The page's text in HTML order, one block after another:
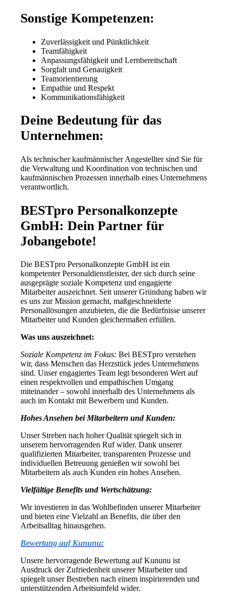
Sonstige Kompetenzen:
Zuverlässigkeit und Pünktlichkeit
Teamfähigkeit
Anpassungsfähigkeit und Lernbereitschaft
Sorgfalt und Genauigkeit
Teamorientierung
Empathie und Respekt
Kommunikationsfähigkeit
Deine Bedeutung für das
Unternehmen:
Als technischer kaufmännischer Angestellter sind Sie für
die Verwaltung und Koordination von technischen und
kaufmännischen Prozessen innerhalb eines Unternehmens
verantwortlich.
BESTpro Personalkonzepte
GmbH: Dein Partner für
Jobangebote!
Die BESTpro Personalkonzepte GmbH ist ein
kompetenter Personaldienstleister, der sich durch seine
ausgeprägte soziale Kompetenz und engagierte
Mitarbeiter auszeichnet. Seit unserer Gründung haben wir
es uns zur Mission gemacht, maßgeschneiderte
Personallösungen anzubieten, die die Bedürfnisse unserer
Mitarbeiter und Kunden gleichermaßen erfüllen.
Was uns auszeichnet:
Soziale Kompetenz im Fokus: Bei BESTpro verstehen
wir, dass Menschen das Herzstück jedes Unternehmens
sind. Unser engagiertes Team legt besonderen Wert auf
einen respektvollen und empathischen Umgang
miteinander – sowohl innerhalb des Unternehmens als
auch im Kontakt mit Bewerbern und Kunden.
Hohes Ansehen bei Mitarbeitern und Kunden:
Unser Streben nach hoher Qualität spiegelt sich in
unserem hervorragenden Ruf wider. Dank unserer
qualifizierten Mitarbeiter, transparenten Prozesse und
individuellen Betreuung genießen wir sowohl bei
Mitarbeitern als auch Kunden ein hohes Ansehen.
Vielfältige Benefits und Wertschätzung:
Wir investieren in das Wohlbefinden unserer Mitarbeiter
und bieten eine Vielzahl an Benefits, die über den
Arbeitsalltag hinausgehen.
Bewertung auf Kununu:
Unsere hervorragende Bewertung auf Kununu ist
Ausdruck der Zufriedenheit unserer Mitarbeiter und
spiegelt unser Bestreben nach einem inspirierenden und
unterstützenden Arbeitsumfeld wider.